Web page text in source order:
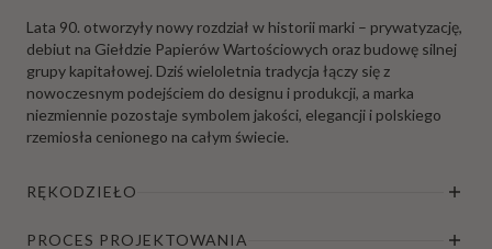
Lata 90. otworzyły nowy rozdział w historii marki – prywatyzację,
debiut na Giełdzie Papierów Wartościowych oraz budowę silnej
grupy kapitałowej. Dziś wieloletnia tradycja łączy się z
nowoczesnym podejściem do designu i produkcji, a marka
niezmiennie pozostaje symbolem jakości, elegancji i polskiego
rzemiosła cenionego na całym świecie.
RĘKODZIEŁO
PROCES PROJEKTOWANIA